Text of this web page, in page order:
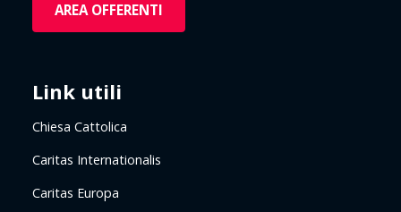
AREA OFFERENTI
Link utili
Chiesa Cattolica
Caritas Internationalis
Caritas Europa